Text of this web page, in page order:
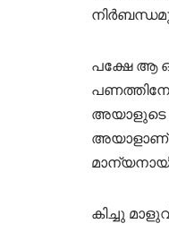
പക്ഷേ ആ
അയാളുടെ
കിച്ചു